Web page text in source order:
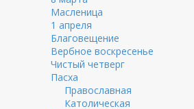
Масленица
1 апреля
Благовещение
Вербное воскресенье
Чистый четверг
Пасха
Православная
Католическая